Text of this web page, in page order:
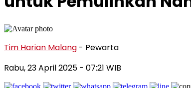
Tim Harian Malang - Pewarta
Rabu, 23 April 2025 - 07:21 WIB